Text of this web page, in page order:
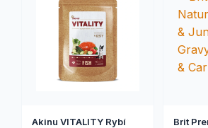
Akinu VITALITY Rybí
Brit